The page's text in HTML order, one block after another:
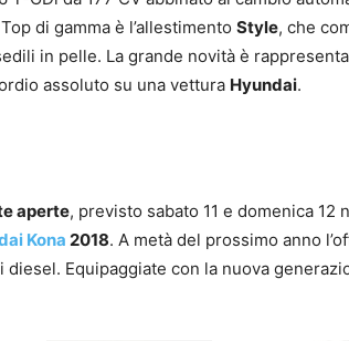
di gamma è l’allestimento Style, che
in pelle. La grande novità è
assoluto su una vettura Hyundai.
aperte, previsto sabato 11 e domenica 12
Kona 2018. A metà del prossimo anno
Equipaggiate con la nuova